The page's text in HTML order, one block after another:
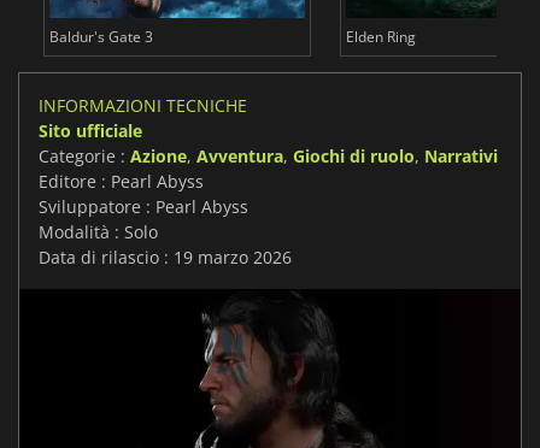
Baldur's Gate 3 Elden Ring
INFORMAZIONI TECNICHE
Sito ufficiale
Categorie : Azione, Avventura, Giochi di ruolo, Narrativi
Editore : Pearl Abyss
Sviluppatore : Pearl Abyss
Modalità : Solo
Data di rilascio : 19 marzo 2026